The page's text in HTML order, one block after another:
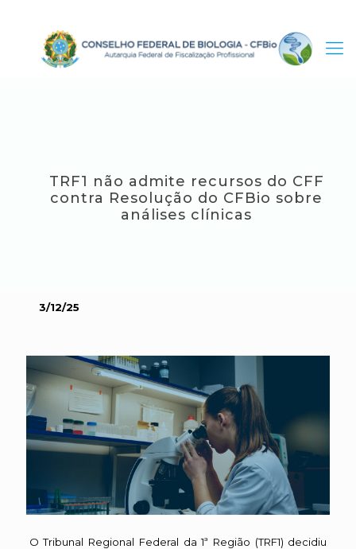
TRF1 não admite recursos do CFF
contra Resolução do CFBio sobre
análises clínicas
3/12/25
O Tribunal Regional Federal da 1ª Região (TRF1) decidiu